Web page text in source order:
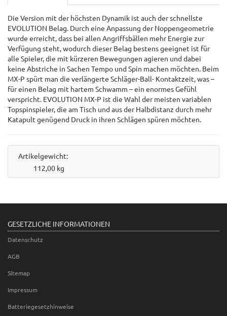
Die Version mit der höchsten Dynamik ist auch der schnellste
EVOLUTION Belag. Durch eine Anpassung der Noppengeometrie
wurde erreicht, dass bei allen Angriffsbällen mehr Energie zur
Verfügung steht, wodurch dieser Belag bestens geeignet ist für
alle Spieler, die mit kürzeren Bewegungen agieren und dabei
keine Abstriche in Sachen Tempo und Spin machen möchten. Beim
MX-P spürt man die verlängerte Schläger-Ball- Kontaktzeit, was –
für einen Belag mit hartem Schwamm – ein enormes Gefühl
verspricht. EVOLUTION MX-P ist die Wahl der meisten variablen
Topspinspieler, die am Tisch und aus der Halbdistanz durch mehr
Katapult genügend Druck in ihren Schlägen spüren möchten.
Artikelgewicht:
112,00 kg
GESETZLICHE INFORMATIONEN
Datenschutz
AGB
Sitemap
Impressum
Batteriegesetzhinweise